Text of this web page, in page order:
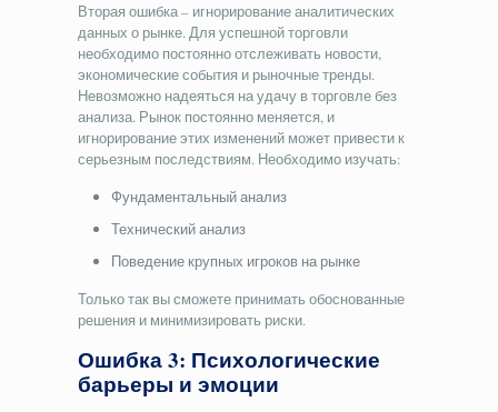
Вторая ошибка – игнорирование аналитических
данных о рынке. Для успешной торговли
необходимо постоянно отслеживать новости,
экономические события и рыночные тренды.
Невозможно надеяться на удачу в торговле без
анализа. Рынок постоянно меняется, и
игнорирование этих изменений может привести к
серьезным последствиям. Необходимо изучать:
Фундаментальный анализ
Технический анализ
Поведение крупных игроков на рынке
Только так вы сможете принимать обоснованные
решения и минимизировать риски.
Ошибка 3: Психологические
барьеры и эмоции